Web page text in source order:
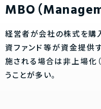
MBO（
経営者が会社の株式を購
資ファンド等が資金提供
施される場合は非上場化
うことが多い。